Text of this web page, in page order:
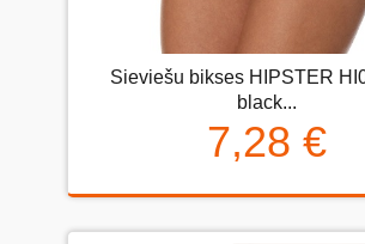
Sieviešu bikses HIPSTER
black...
7,28 €